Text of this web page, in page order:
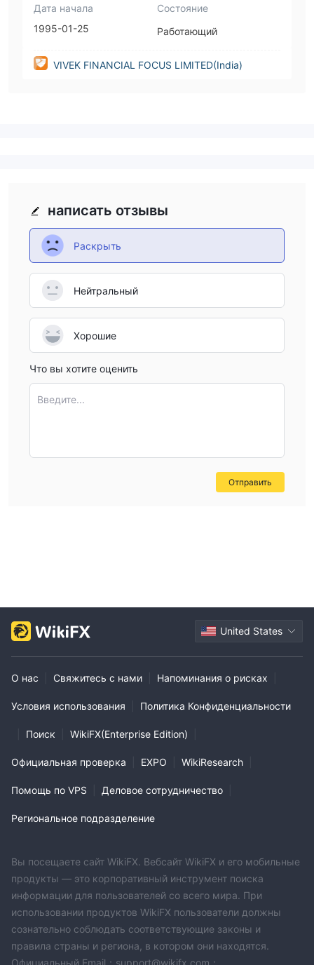
Дата начала
1995-01-25
Состояние
Работающий
VIVEK FINANCIAL FOCUS LIMITED(India)
написать отзывы
Раскрыть
Нейтральный
Хорошие
Что вы хотите оценить
Введите...
Отправить
United States
О нас Свяжитесь с нами Напоминания о рисках
Условия использования Политика Конфиденциальности
Поиск WikiFX(Enterprise Edition)
Официальная проверка EXPO WikiResearch
Помощь по VPS Деловое сотрудничество
Региональное подразделение
Вы посещаете сайт WikiFX. Вебсайт WikiFX и его мобильные
продукты — это корпоративный инструмент поиска
информации для пользователей со всего мира. При
использовании продуктов WikiFX пользователи должны
сознательно соблюдать соответствующие законы и
правила страны и региона, в котором они находятся.
Официальный Email：support@wikifx.com；